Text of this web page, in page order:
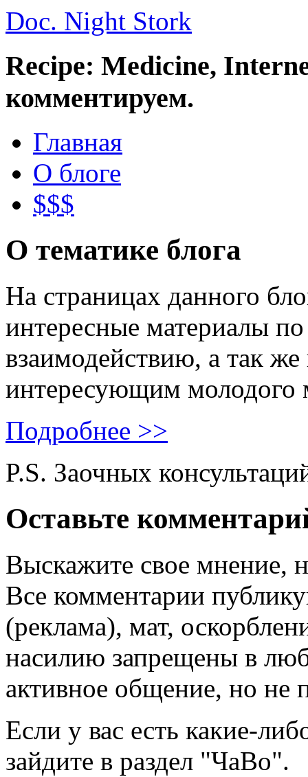
Doc. Night Stork
Recipe: Medicine,
комментируем.
Главная
О блоге
$$$
О тематике блога
На страницах данного
интересные материалы
взаимодействию, а так
интересующим молодого
Подробнее >>
P.S. Заочных
Оставьте
Выскажите свое мнение,
Все комментарии
(реклама), мат,
насилию запрещены в
активное общение, но не
Если у вас есть какие-
зайдите в раздел "ЧаВо".